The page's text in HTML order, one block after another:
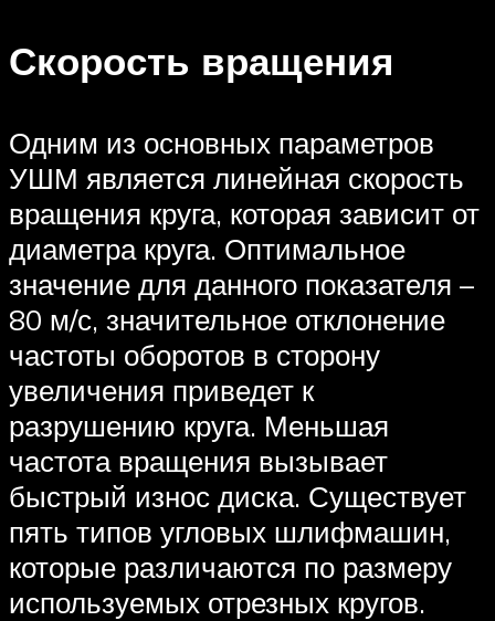
Скорость вращения
Одним из основных параметров
УШМ является линейная скорость
вращения круга, которая зависит от
диаметра круга. Оптимальное
значение для данного показателя –
80 м/с, значительное отклонение
частоты оборотов в сторону
увеличения приведет к
разрушению круга. Меньшая
частота вращения вызывает
быстрый износ диска. Существует
пять типов угловых шлифмашин,
которые различаются по размеру
используемых отрезных кругов.